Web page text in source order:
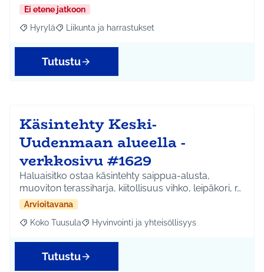
Ei etene jatkoon
Rajaa tulokset aihepiirin mukaan: Hyrylä
Hyrylä Rajaa tulokset teeman mukaan: Liikunta ja
Liikunta ja harrastukset
Tutustu
Käsintehty Keski-
Uudenmaan alueella -
verkkosivu #1629
Haluaisitko ostaa käsintehty saippua-alusta,
muoviton terassiharja, kiitollisuus vihko, leipäkori, r…
Arvioitavana
Rajaa tulokset aihepiirin mukaan: Koko Tuusula
Koko Tuusula Rajaa tulokset teeman mukaan: Hyvinvointi ja
Hyvinvointi ja yhteisöllisyys
Tutustu